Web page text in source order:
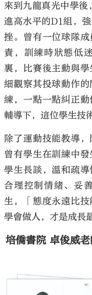
來到九龍真光中學後
進高水平的D1組，
挫。曾有一位球隊
責，訓練時狀態低
裏，比賽後主動與
細觀察其投球動作
練，一點一點糾正
輔導下，這位學生技
除了運動技能教導，
曾有學生在訓練中
學生長談，溫和疏導
合理控制情緒、妥
生，「態度永遠比技
學會做人，才是成長
培僑書院 卓俊威